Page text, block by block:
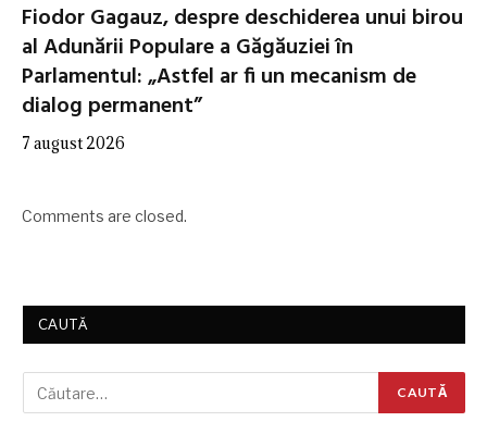
Fiodor Gagauz, despre deschiderea unui birou
al Adunării Populare a Găgăuziei în
Parlamentul: „Astfel ar fi un mecanism de
dialog permanent”
7 august 2026
Comments are closed.
CAUTĂ